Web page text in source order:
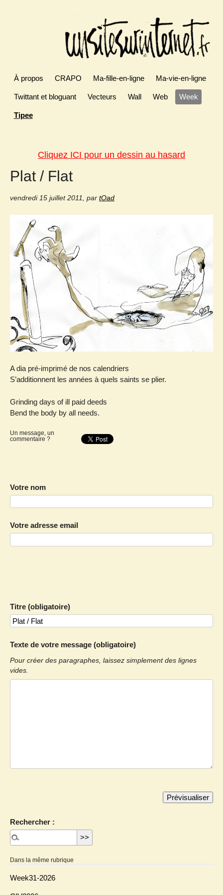
À propos CRAPO Ma-fille-en-ligne Ma-vie-en-ligne
Twittant et bloguant Vecteurs Wall Web Week
Tipee
Cliquez ICI pour un dessin au hasard
Plat / Flat
vendredi 15 juillet 2011, par tOad
A dia pré-imprimé de nos calendriers
S’additionnent les années à quels saints se plier.
Grinding days of ill paid deeds
Bend the body by all needs.
Un message, un
commentaire ?
Votre nom
Votre adresse email
Titre (obligatoire)
Texte de votre message (obligatoire)
Pour créer des paragraphes, laissez simplement des lignes
vides.
Rechercher :
Dans la même rubrique
Week31-2026